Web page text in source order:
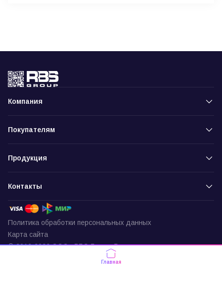
Компания
Покупателям
Продукция
Контакты
Политика обработки персональных данных
Карта сайта
© 2016-2026 ООО «РБС-Групп» Все права защищены
Главная